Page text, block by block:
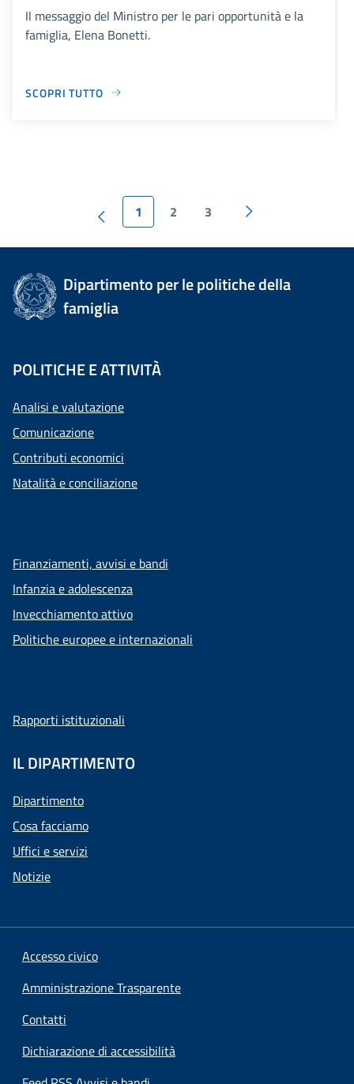
Il messaggio del Ministro per le pari opportunità e la
famiglia, Elena Bonetti.
SCOPRI TUTTO
1 2 3
Dipartimento per le politiche della
famiglia
POLITICHE E ATTIVITÀ
Analisi e valutazione
Comunicazione
Contributi economici
Natalità e conciliazione
Finanziamenti, avvisi e bandi
Infanzia e adolescenza
Invecchiamento attivo
Politiche europee e internazionali
Rapporti istituzionali
IL DIPARTIMENTO
Dipartimento
Cosa facciamo
Uffici e servizi
Notizie
Accesso civico
Amministrazione Trasparente
Contatti
Dichiarazione di accessibilità